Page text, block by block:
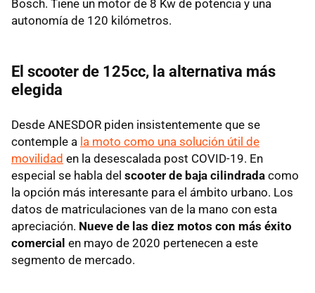
Bosch. Tiene un motor de 8 Kw de potencia y una
autonomía de 120 kilómetros.
El scooter de 125cc, la alternativa más
elegida
Desde ANESDOR piden insistentemente que se
contemple a la moto como una solución útil de
movilidad en la desescalada post COVID-19. En
especial se habla del scooter de baja cilindrada como
la opción más interesante para el ámbito urbano. Los
datos de matriculaciones van de la mano con esta
apreciación. Nueve de las diez motos con más éxito
comercial en mayo de 2020 pertenecen a este
segmento de mercado.